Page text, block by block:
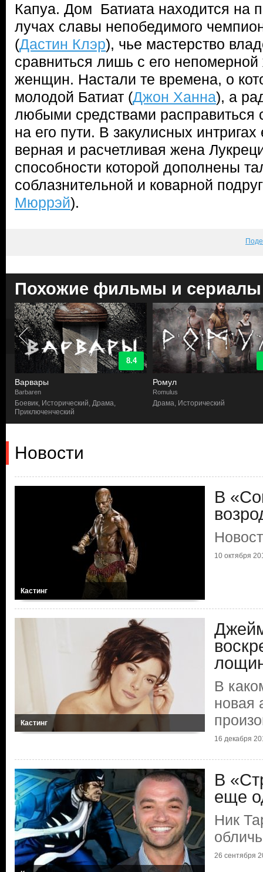
Капуа. Дом Батиата находится на
лучах славы непобедимого
(Дастин Клэр), чье мастерство
сравниться лишь с его
женщин. Настали те времена, о
молодой Батиат (Джон Ханна), а
любыми средствами расправиться
на его пути. В закулисных
верная и расчетливая жена
способности которой дополнены
соблазнительной и коварной
Мюррэй).
Похожие фильмы и сериалы
8.4
Варвары
Barbaren
Боевик, Исторический, Драма,
Приключенческий
Ромул
Romulus
Драма, Исторический
Новости
Кастинг
В
10 октября
Кастинг
В
новая
16 декабря
В
еще
Ник
26 сентября